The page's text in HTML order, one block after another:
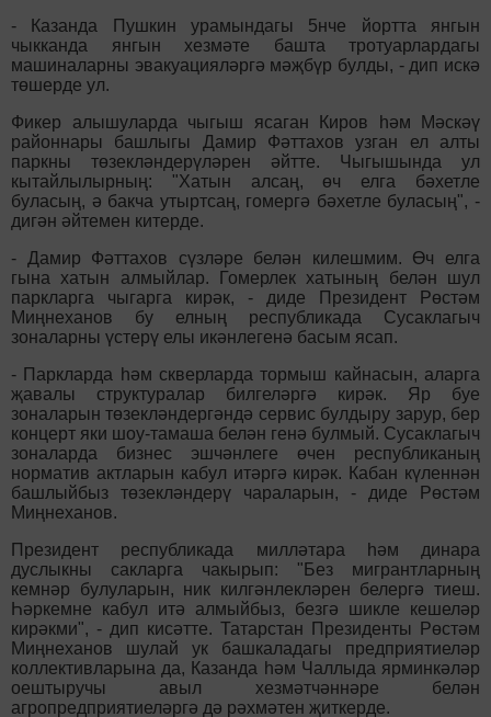
- Казанда Пушкин урамындагы 5нче йортта янгын
чыкканда янгын хезмәте башта тротуарлардагы
машиналарны эвакуацияләргә мәҗбүр булды, - дип искә
төшерде ул.
Фикер алышуларда чыгыш ясаган Киров һәм Мәскәү
районнары башлыгы Дамир Фәттахов узган ел алты
паркны төзекләндерүләрен әйтте. Чыгышында ул
кытайлылырның: "Хатын алсаң, өч елга бәхетле
буласың, ә бакча утыртсаң, гомергә бәхетле буласың", -
дигән әйтемен китерде.
- Дамир Фәттахов сүзләре белән килешмим. Өч елга
гына хатын алмыйлар. Гомерлек хатының белән шул
паркларга чыгарга кирәк, - диде Президент Рөстәм
Миңнеханов бу елның республикада Сусаклагыч
зоналарны үстерү елы икәнлегенә басым ясап.
- Паркларда һәм скверларда тормыш кайнасын, аларга
җавалы структуралар билгеләргә кирәк. Яр буе
зоналарын төзекләндергәндә сервис булдыру зарур, бер
концерт яки шоу-тамаша белән генә булмый. Сусаклагыч
зоналарда бизнес эшчәнлеге өчен республиканың
норматив актларын кабул итәргә кирәк. Кабан күленнән
башлыйбыз төзекләндерү чараларын, - диде Рөстәм
Миңнеханов.
Президент республикада милләтара һәм динара
дуслыкны сакларга чакырып: "Без мигрантларның
кемнәр булуларын, ник килгәнлекләрен белергә тиеш.
Һәркемне кабул итә алмыйбыз, безгә шикле кешеләр
кирәкми", - дип кисәтте. Татарстан Президенты Рөстәм
Миңнеханов шулай ук башкаладагы предприятиеләр
коллективларына да, Казанда һәм Чаллыда ярминкәләр
оештыручы авыл хезмәтчәннәре белән
агропредприятиеләргә дә рәхмәтен җиткерде.